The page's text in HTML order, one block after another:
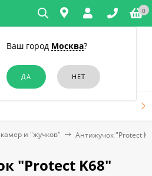
Ваш город Москва?
0
связи и диктофонов в Челябинске
и "жучков" Антижучок "Protect
"Protect K68"